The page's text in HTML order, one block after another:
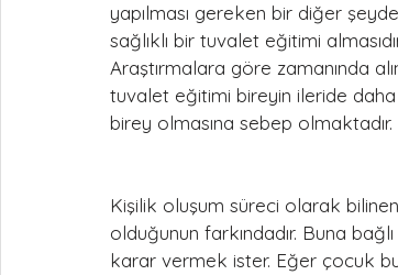
yapılması gereken bir diğer
sağlıklı bir tuvalet eğitimi
Araştırmalara göre zamanında
tuvalet eğitimi bireyin ileride daha
birey olmasına sebep olmaktadır.
Kişilik oluşum süreci olarak
olduğunun farkındadır. Buna
karar vermek ister. Eğer çocuk